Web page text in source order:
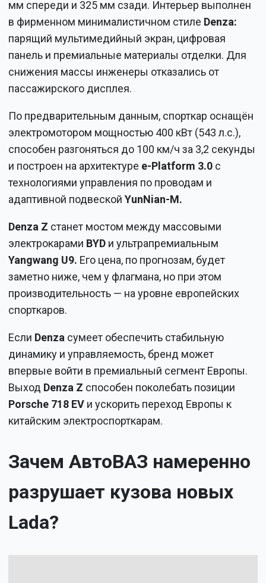
мм спереди и 325 мм сзади. Интерьер выполнен
в фирменном минималистичном стиле Denza:
парящий мультимедийный экран, цифровая
панель и премиальные материалы отделки. Для
снижения массы инженеры отказались от
пассажирского дисплея.
По предварительным данным, спорткар оснащён
электромотором мощностью 400 кВт (543 л.с.),
способен разгоняться до 100 км/ч за 3,2 секунды
и построен на архитектуре e-Platform 3.0 с
технологиями управления по проводам и
адаптивной подвескойYunNian-M.
Denza Z станет мостом между массовыми
электрокарами BYD и ультрапремиальным
Yangwang U9. Его цена, по прогнозам, будет
заметно ниже, чем у флагмана, но при этом
производительность — на уровне европейских
спорткаров.
Если Denza сумеет обеспечить стабильную
динамику и управляемость, бренд может
впервые войти в премиальный сегмент Европы.
Выход Denza Z способен поколебать позиции
Porsche 718 EV и ускорить переход Европы к
китайским электроспорткарам.
Зачем АвтоВАЗ намеренно
разрушает кузова новых
Lada?